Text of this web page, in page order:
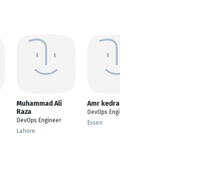
Muhammad Ali
Raza
DevOps Engineer
Lahore
Amr kedra
DevOps Engineer
Essen